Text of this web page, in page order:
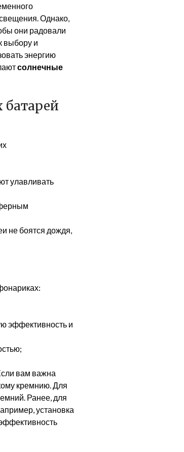
Однако,
они радовали
выбору и
энергию
солнечные
улавливать
не боятся дождя,
эффективность и
вам важна
кремнию. Для
Ранее, для
установка